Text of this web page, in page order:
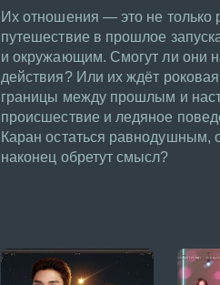
Их отношения — это не только
путешествие в прошлое
и окружающим. Смогут ли они
действия? Или их ждёт
границы между прошлым и
происшествие и ледяное
Каран остаться равнодушным,
наконец обретут смысл?